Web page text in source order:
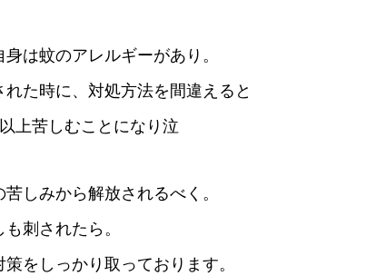
身は蚊のアレルギーがあり。
れた時に、対処方法を間違えると
上苦しむことになり泣
苦しみから解放されるべく。
も刺されたら。
策をしっかり取っております。